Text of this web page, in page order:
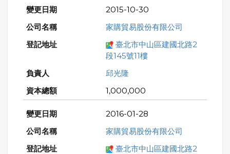
2015-10-30
家購貿易股份有限公司
臺北市中山區建國北路2
段145號11樓
邱光隆
1,000,000
2016-01-28
家購貿易股份有限公司
臺北市中山區建國北路2